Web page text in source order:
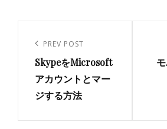
ー
Previous
Post
PREV POST
SkypeをMicrosoft
アカウントとマー
ジする方法